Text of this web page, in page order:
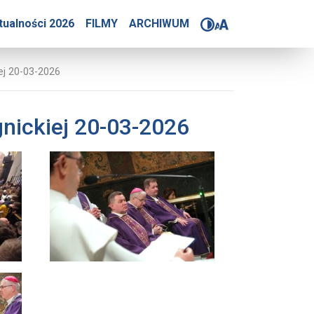
2026 FILMY ARCHIWUM
diecezji
20-03-2026
20-03-2026